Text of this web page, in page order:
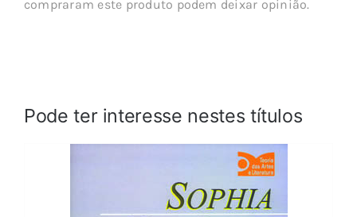
compraram este produto podem deixar opinião.
Pode ter interesse nestes títulos